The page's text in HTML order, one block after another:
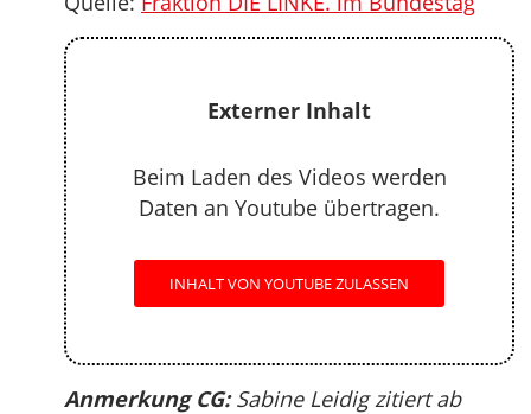
Externer Inhalt
Beim Laden des Videos werden
Daten an Youtube übertragen.
INHALT VON YOUTUBE ZULASSEN
Anmerkung CG:Sabine Leidig zitiert ab